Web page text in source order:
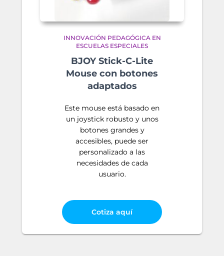
INNOVACIÓN PEDAGÓGICA EN
ESCUELAS ESPECIALES
BJOY Stick-C-Lite
Mouse con botones
adaptados
Este mouse está basado en
un joystick robusto y unos
botones grandes y
accesibles, puede ser
personalizado a las
necesidades de cada
usuario.
Cotiza aquí